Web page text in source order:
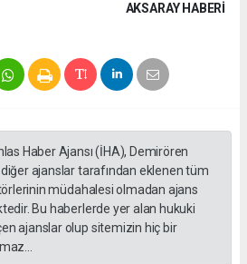
AKSARAY HABERİ
Haber Ajansı (İHA), Demirören
diğer ajanslar tarafından eklenen tüm
müdahalesi olmadan ajans
Bu haberlerde yer alan hukuki
ajanslar olup sitemizin hiç bir